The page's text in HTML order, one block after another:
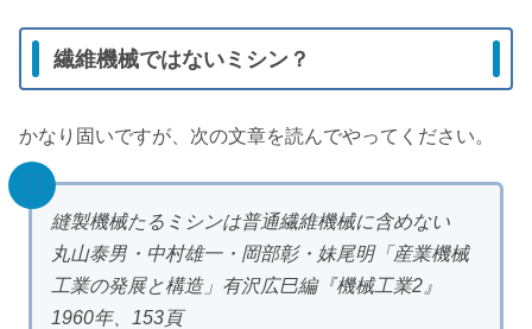
繊維機械ではないミシン？
かなり固いですが、次の文章を読んでやってください。
縫製機械たるミシンは普通繊維機械に含めない
丸山泰男・中村雄一・岡部彰・妹尾明「産業機械
工業の発展と構造」有沢広巳編『機械工業2』
1960年、153頁